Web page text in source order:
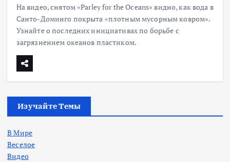
На видео, снятом «Parley for the Oceans» видно, как вода в
Санто-Доминго покрыта «плотным мусорным ковром».
Узнайте о последних инициативах по борьбе с
загрязнением океанов пластиком.
Изучайте Темы
В Мире
Веселое
Видео